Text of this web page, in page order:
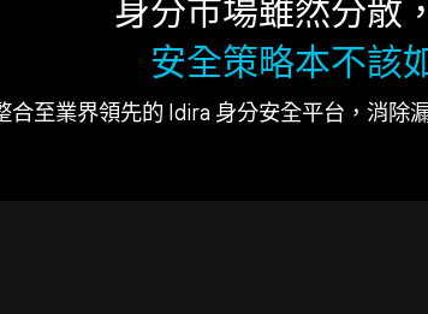
身分市場雖然分散
安全策略本不該
合至業界領先的 Idira 身分安全平台，消除